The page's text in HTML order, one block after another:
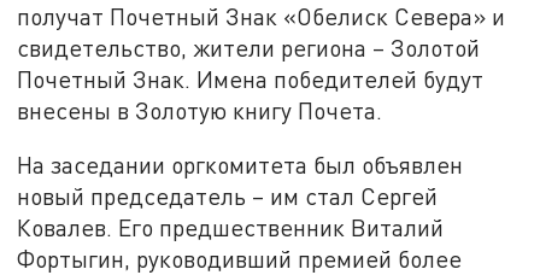
получат Почетный Знак «Обелиск Севера» и
свидетельство, жители региона – Золотой
Почетный Знак. Имена победителей будут
внесены в Золотую книгу Почета.
На заседании оргкомитета был объявлен
новый председатель – им стал Сергей
Ковалев. Его предшественник Виталий
Фортыгин, руководивший премией более